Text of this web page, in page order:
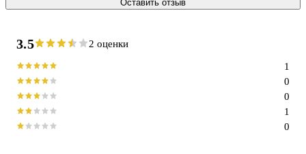
Оставить отзыв
3.5 2 оценки
0
1
0
0
1